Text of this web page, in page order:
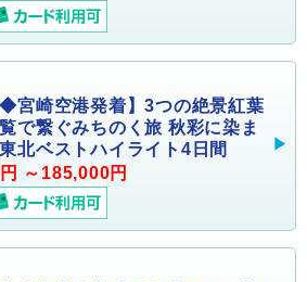
◆宮崎空港発着】3つの絶景紅葉
で繋ぐみちのく旅 秋彩に染ま
北ベストハイライト4日間
～185,000円